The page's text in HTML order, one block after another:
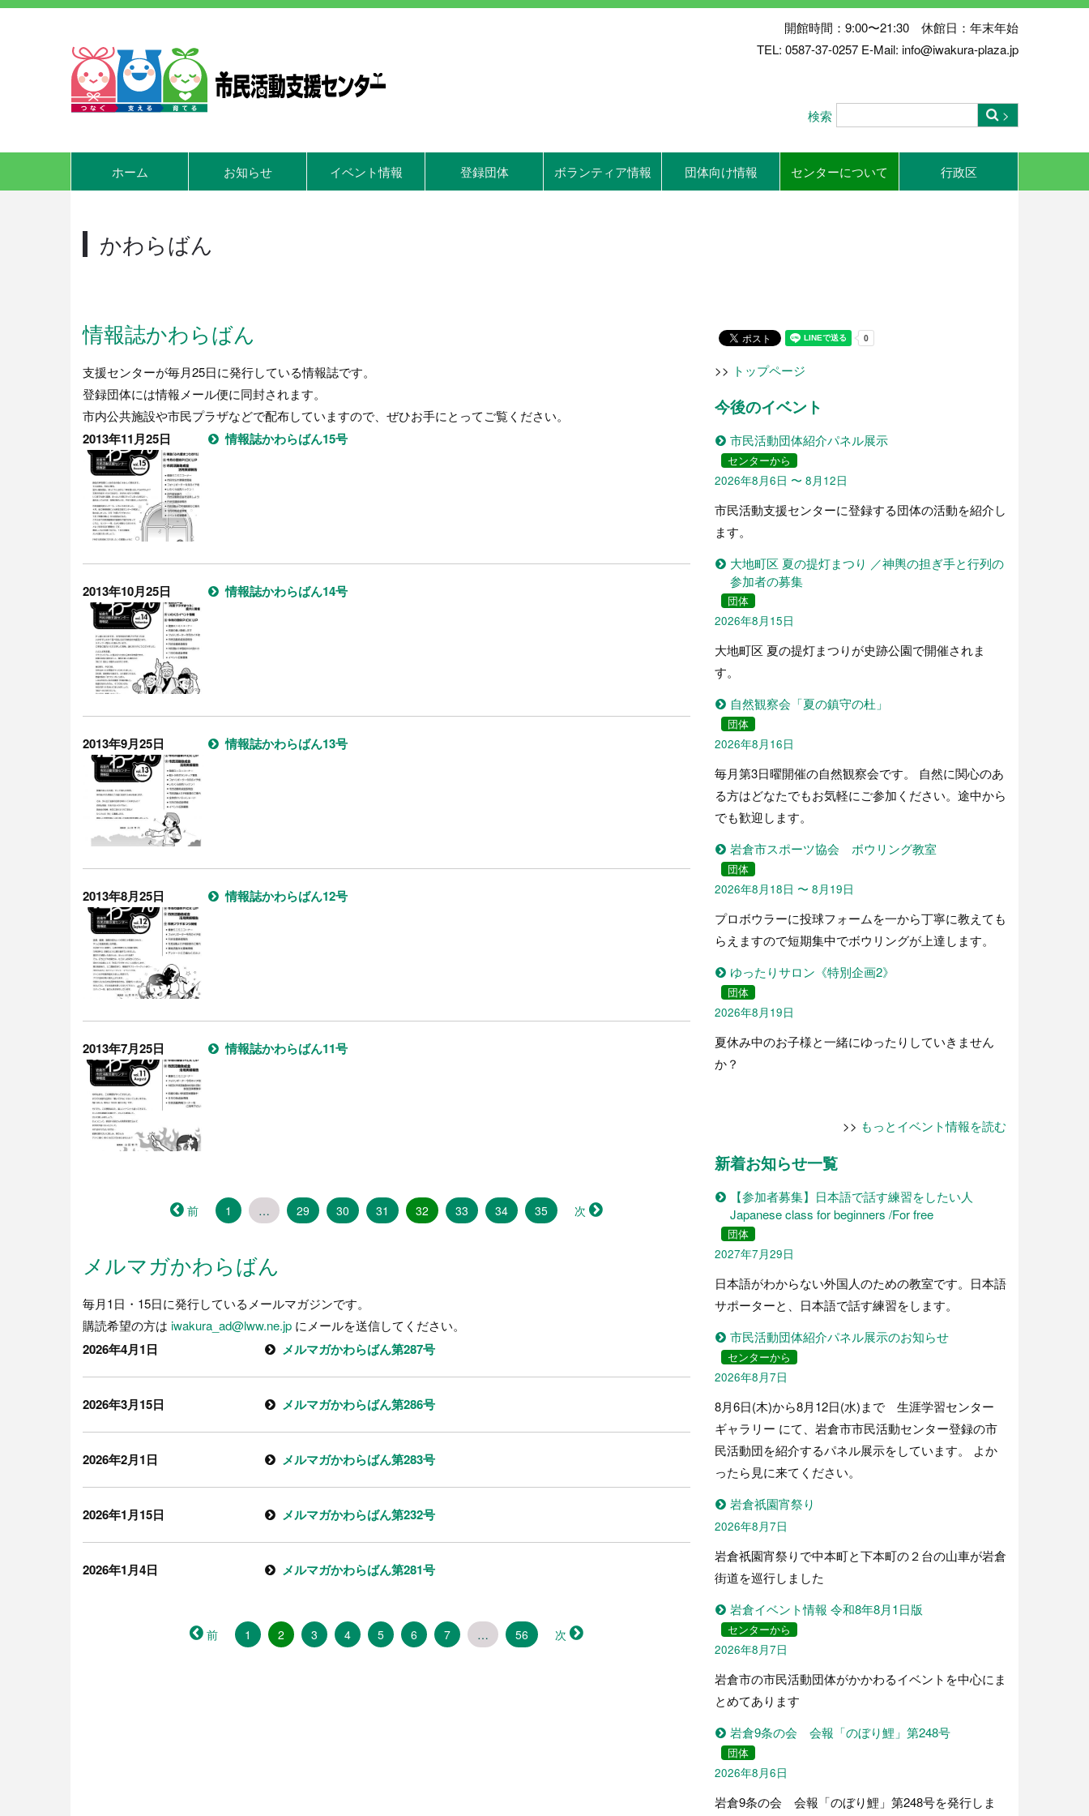
開館時間：9:00〜21:30 休館日：年末年始
TEL: 0587-37-0257 E-Mail: info@iwakura-plaza.jp
検索
ホーム お知らせ イベント情報 登録団体 ボランティア情報 団体向け情報 センターについて 行政区
かわらばん
情報誌かわらばん
支援センターが毎月25日に発行している情報誌です。
登録団体には情報メール便に同封されます。
市内公共施設や市民プラザなどで配布していますので、ぜひお手にとってご覧ください。
2013年11月25日 情報誌かわらばん15号
2013年10月25日 情報誌かわらばん14号
2013年9月25日 情報誌かわらばん13号
2013年8月25日 情報誌かわらばん12号
2013年7月25日 情報誌かわらばん11号
前 1 … 29 30 31 32 （こ
の
33 34 35 次
メルマガかわらばん
毎月1日・15日に発行しているメールマガジンです。
購読希望の方は iwakura_ad@lww.ne.jp にメールを送信してください。
2026年4月1日 メルマガかわらばん第287号
2026年3月15日 メルマガかわらばん第286号
2026年2月1日 メルマガかわらばん第283号
2026年1月15日 メルマガかわらばん第232号
2026年1月4日 メルマガかわらばん第281号
前 1 2 （こ
の
3 4 5 6 7 … 56 次
>> トップページ
今後のイベント
市民活動団体紹介パネル展示
センターから
2026年8月6日 〜 8月12日
市民活動支援センターに登録する団体の活動を紹介し
ます。
大地町区 夏の提灯まつり ／神輿の担ぎ手と行列の
参加者の募集
団体
2026年8月15日
大地町区 夏の提灯まつりが史跡公園で開催されま
す。
自然観察会「夏の鎮守の杜」
団体
2026年8月16日
毎月第3日曜開催の自然観察会です。 自然に関心のあ
る方はどなたでもお気軽にご参加ください。途中から
でも歓迎します。
岩倉市スポーツ協会 ボウリング教室
団体
2026年8月18日 〜 8月19日
プロボウラーに投球フォームを一から丁寧に教えても
らえますので短期集中でボウリングが上達します。
ゆったりサロン《特別企画2》
団体
2026年8月19日
夏休み中のお子様と一緒にゆったりしていきません
か？
>> もっとイベント情報を読む
新着お知らせ一覧
【参加者募集】日本語で話す練習をしたい人
Japanese class for beginners /For free
団体
2027年7月29日
日本語がわからない外国人のための教室です。日本語
サポーターと、日本語で話す練習をします。
市民活動団体紹介パネル展示のお知らせ
センターから
2026年8月7日
8月6日(木)から8月12日(水)まで 生涯学習センター
ギャラリー にて、岩倉市市民活動センター登録の市
民活動団を紹介するパネル展示をしています。 よか
ったら見に来てください。
岩倉祇園宵祭り
2026年8月7日
岩倉祇園宵祭りで中本町と下本町の２台の山車が岩倉
街道を巡行しました
岩倉イベント情報 令和8年8月1日版
センターから
2026年8月7日
岩倉市の市民活動団体がかかわるイベントを中心にま
とめてあります
岩倉9条の会 会報「のぼり鯉」第248号
団体
2026年8月6日
岩倉9条の会 会報「のぼり鯉」第248号を発行しま